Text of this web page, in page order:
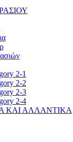
2-1
2-2
2-3
2-4
ΚΑΙ ΑΛΛΑΝΤΙΚΑ